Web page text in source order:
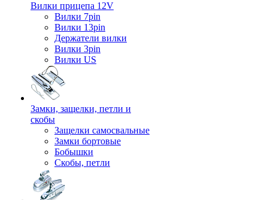
Вилки прицепа 12V
Вилки 7pin
Вилки 13pin
Держатели вилки
Вилки 3pin
Вилки US
Замки, защелки, петли и
скобы
Защелки самосвальные
Замки бортовые
Бобышки
Скобы, петли